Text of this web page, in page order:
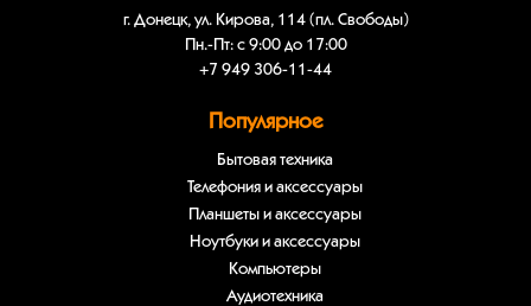
г. Донецк, ул. Кирова, 114 (пл. Свободы)
Пн.-Пт: с 9:00 до 17:00
+7 949 306-11-44
Популярное
Бытовая техника
Телефония и аксессуары
Планшеты и аксессуары
Ноутбуки и аксессуары
Компьютеры
Аудиотехника